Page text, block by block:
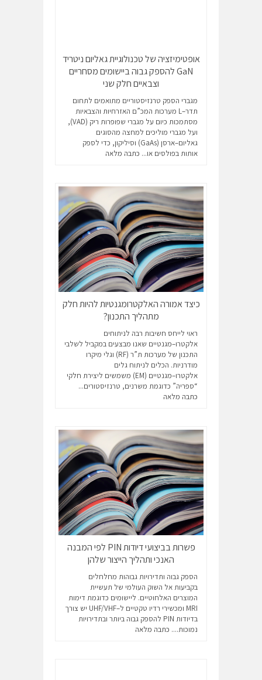
אופטימיזציה של טכנולוגיית גאליום ניטריד
GaN להספק גבוה ביישומים מסחריים
וצבאיים חלק שני
מגברי הספק טרנזיסטוריים מתואמים לתחום
תדר–L מערכות המכ”ם האזרחיות והצבאיות
מסתמכות כיום על מגברי שפופרות ריק (VAD),
ועל מגברי מוליכים למחצה מהסוגים
גאליום–ארסן (GaAs) וסיליקון, כדי לספק
אותות בפולסים או... כתבה מלאה
כיצד אמורה האלקטרומגנטיות להיות חלק
מתהליך התכנון?
ראוי לייחס חשיבות רבה לניתוחים
אלקטרו–מגנטיים שאנו מבצעים במקביל לשלבי
התכנון של מערכות ת”ר (RF) וגלי מיקרו
מודרניות. הכלים לניתוח גלים
אלקטרו–מגנטיים (EM) משמשים ליצירת חלקי
“ספריה” כדוגמת משרנים, טרנזיסטורים...
כתבה מלאה
פשרות בביצועי דיודות PIN לפי המבנה
האנכי ותהליך הייצור שלהן
הספק גבוה ותדירויות גבוהות מחלחלים
בקביעות אל השוק העולמי של תעשיית
המוצרים האלחוטיים. ליישומים כדוגמת דימות
MRI ומכשירי רדיו טקטיים ל–UHF/VHF יש צורך
בדיודות PIN להספק גבוה ביותר ובתדירויות
נמוכות.... כתבה מלאה